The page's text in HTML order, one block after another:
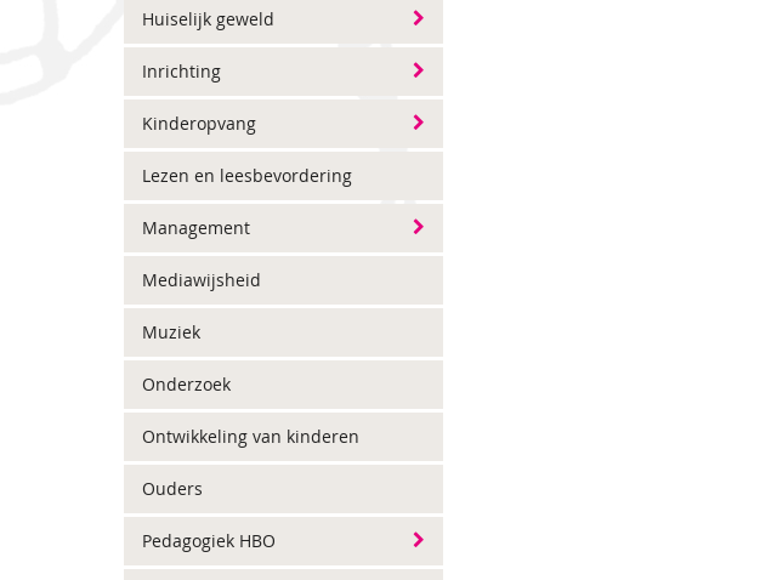
Huiselijk geweld
Inrichting
Kinderopvang
Lezen en leesbevordering
Management
Mediawijsheid
Muziek
Onderzoek
Ontwikkeling van kinderen
Ouders
Pedagogiek HBO